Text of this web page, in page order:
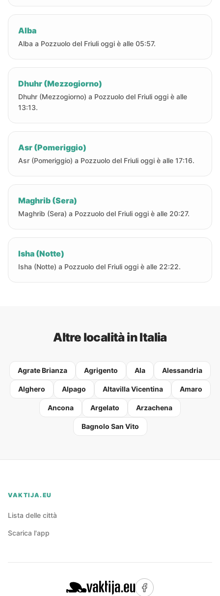
Alba
Alba a Pozzuolo del Friuli oggi è alle 05:57.
Dhuhr (Mezzogiorno)
Dhuhr (Mezzogiorno) a Pozzuolo del Friuli oggi è alle
13:13.
Asr (Pomeriggio)
Asr (Pomeriggio) a Pozzuolo del Friuli oggi è alle 17:16.
Maghrib (Sera)
Maghrib (Sera) a Pozzuolo del Friuli oggi è alle 20:27.
Isha (Notte)
Isha (Notte) a Pozzuolo del Friuli oggi è alle 22:22.
Altre località in Italia
Agrate Brianza Agrigento Ala Alessandria
Alghero Alpago Altavilla Vicentina Amaro
Ancona Argelato Arzachena
Bagnolo San Vito
VAKTIJA.EU
Lista delle città
Scarica l'app